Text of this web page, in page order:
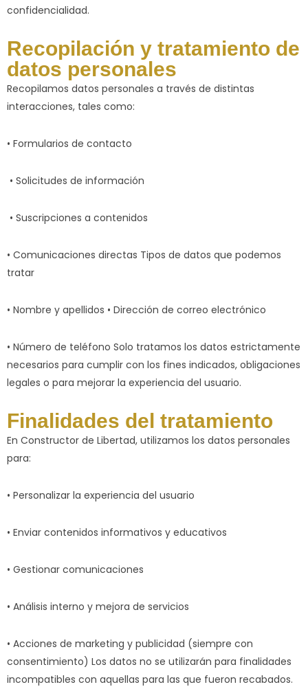
confidencialidad.
Recopilación y tratamiento de
datos personales
Recopilamos datos personales a través de distintas
interacciones, tales como:
• Formularios de contacto
• Solicitudes de información
• Suscripciones a contenidos
• Comunicaciones directas Tipos de datos que podemos
tratar
• Nombre y apellidos • Dirección de correo electrónico
• Número de teléfono Solo tratamos los datos estrictamente
necesarios para cumplir con los fines indicados, obligaciones
legales o para mejorar la experiencia del usuario.
Finalidades del tratamiento
En Constructor de Libertad, utilizamos los datos personales
para:
• Personalizar la experiencia del usuario
• Enviar contenidos informativos y educativos
• Gestionar comunicaciones
• Análisis interno y mejora de servicios
• Acciones de marketing y publicidad (siempre con
consentimiento) Los datos no se utilizarán para finalidades
incompatibles con aquellas para las que fueron recabados.